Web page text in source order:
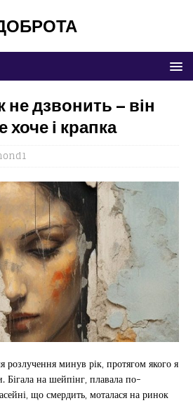
дзвонить – він
хоче і крапка
розлучення минув рік, протягом якого я
Бігала на шейпінг, плавала по-
що смердить, моталася на ринок